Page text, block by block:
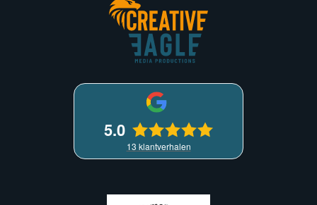
5.0
13 klantverhalen